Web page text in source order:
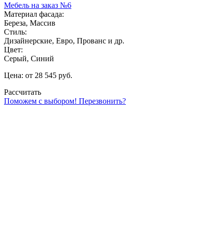
Мебель на заказ №6
Материал фасада:
Береза, Массив
Стиль:
Дизайнерские, Евро, Прованс и др.
Цвет:
Серый, Синий
Цена: от 28 545 руб.
Рассчитать
Поможем с выбором! Перезвонить?